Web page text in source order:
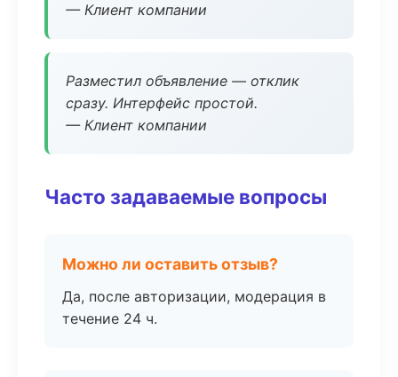
— Клиент компании
Разместил объявление — отклик
сразу. Интерфейс простой.
— Клиент компании
Часто задаваемые вопросы
Можно ли оставить отзыв?
Да, после авторизации, модерация в
течение 24 ч.